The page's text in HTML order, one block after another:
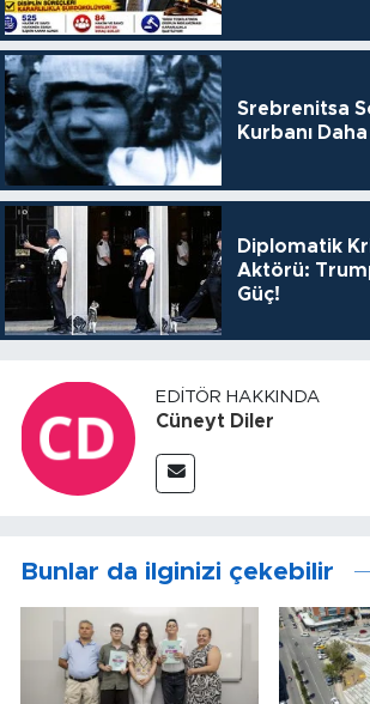
Srebrenitsa
Kurbanı
Diplomatik
Aktörü:
Güç!
EDITÖR HAKKINDA
Cüneyt Diler
Bunlar da ilginizi çekebilir